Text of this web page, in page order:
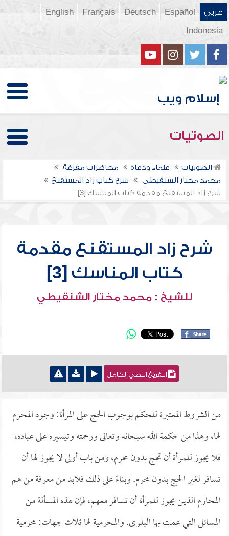
عربي Español
Deutsch
Français
English
Indonesia
الصوتيات
الصوتيات علماء ودعاة
محاضرات مفرغة
محمد مختار الشنقيطي
شرح كتاب زاد المستقنع
شرح زاد المستقنع مقدمة كتاب المناسك [3]
شرح زاد المستقنع مقدمة
كتاب المناسك [3]
للشيخ : محمد مختار الشنقيطي
التفريغ النصي الكامل
من الشروط المعتبرة للحكم بوجوب الحج على المرأة: وجود المحرم
لها، وهذا من حكمة الله سبحانه وتعالى ورحمته وتيسيره على عباده،
فلا يجوز للمرأة أن تحج بدون محرم، ومن باب أولى لا يجوز لها أن
تسافر لغير الحج بدون محرم. وبناءً على ذلك فلابد من معرفة من هم
المحارم الذين يجوز للمرأة أن تسافر معهم، فإن هذه المسألة من
المسائل التي عمت بها البلوى. والمحرمية لها ثلاث جهات: محرمية